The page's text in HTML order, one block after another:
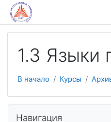
Перейти к основному
1.3 Языки
В начало Курсы
Навигация